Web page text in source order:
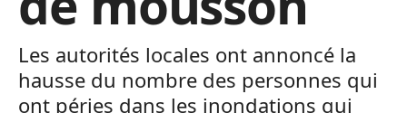
Les autorités locales ont annoncé la
hausse du nombre des personnes qui
ont péries dans les inondations qui